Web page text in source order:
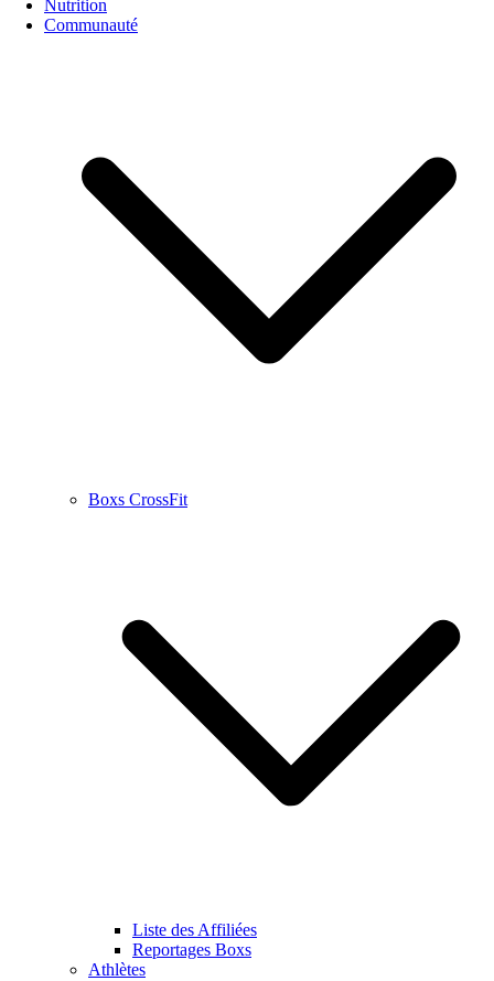
Nutrition
Communauté
Boxs CrossFit
Liste des Affiliées
Reportages Boxs
Athlètes